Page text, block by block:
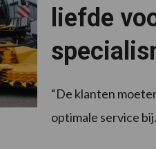
liefde
“De klanten
optimale service